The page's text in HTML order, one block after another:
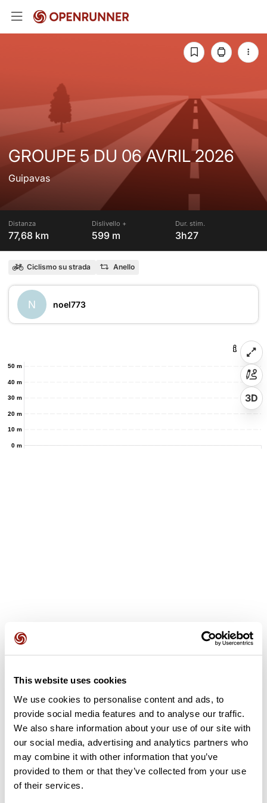
This website uses cookies
We use cookies to personalise content and ads, to
provide social media features and to analyse our traffic.
We also share information about your use of our site with
our social media, advertising and analytics partners who
may combine it with other information that you’ve
provided to them or that they’ve collected from your use
of their services.
GROUPE 5 DU 06 AVRIL 2026
Guipavas
Distanza
77,68 km
Dislivello +
599 m
Dur. stim.
3h27
Ciclismo su strada Anello
N noel773
0 m
10 m
20 m
30 m
40 m
50 m
3D
Recensioni degli utenti
Questo percorso non contiene ancora alcuna recensione.
Aggiungi una recensione